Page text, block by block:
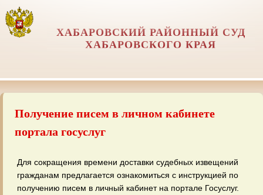
ХАБАРОВСКИЙ РАЙОННЫЙ СУД
ХАБАРОВСКОГО КРАЯ
Получение писем в личном кабинете
портала госуслуг
Для сокращения времени доставки судебных извещений
гражданам предлагается ознакомиться с инструкцией по
получению писем в личный кабинет на портале Госуслуг.